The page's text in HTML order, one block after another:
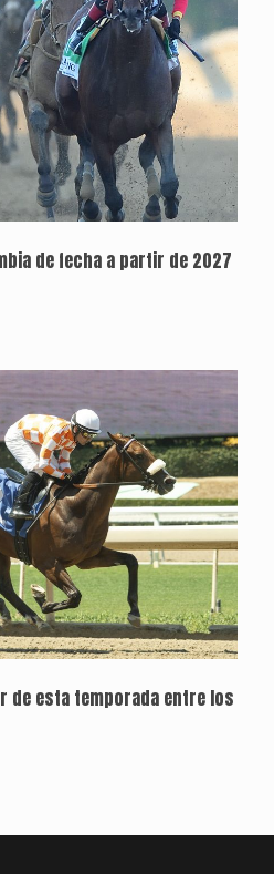
de fecha a partir de 2027
de esta temporada entre los